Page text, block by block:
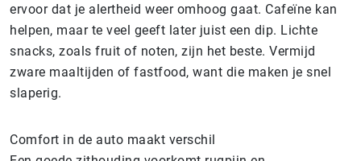
ervoor dat je alertheid weer omhoog gaat. Cafeïne kan
helpen, maar te veel geeft later juist een dip. Lichte
snacks, zoals fruit of noten, zijn het beste. Vermijd
zware maaltijden of fastfood, want die maken je snel
slaperig.
Comfort in de auto maakt verschil